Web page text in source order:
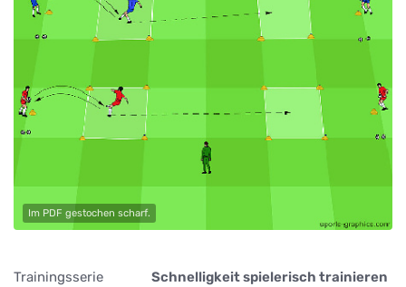
Im PDF gestochen scharf.
Trainingsserie Schnelligkeit spielerisch trainieren